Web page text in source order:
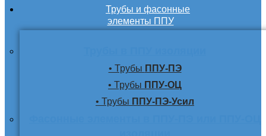
Трубы и фасонные
элементы ППУ
• Трубы ППУ-ПЭ
• Трубы ППУ-ОЦ
• Трубы ППУ-ПЭ-Усил